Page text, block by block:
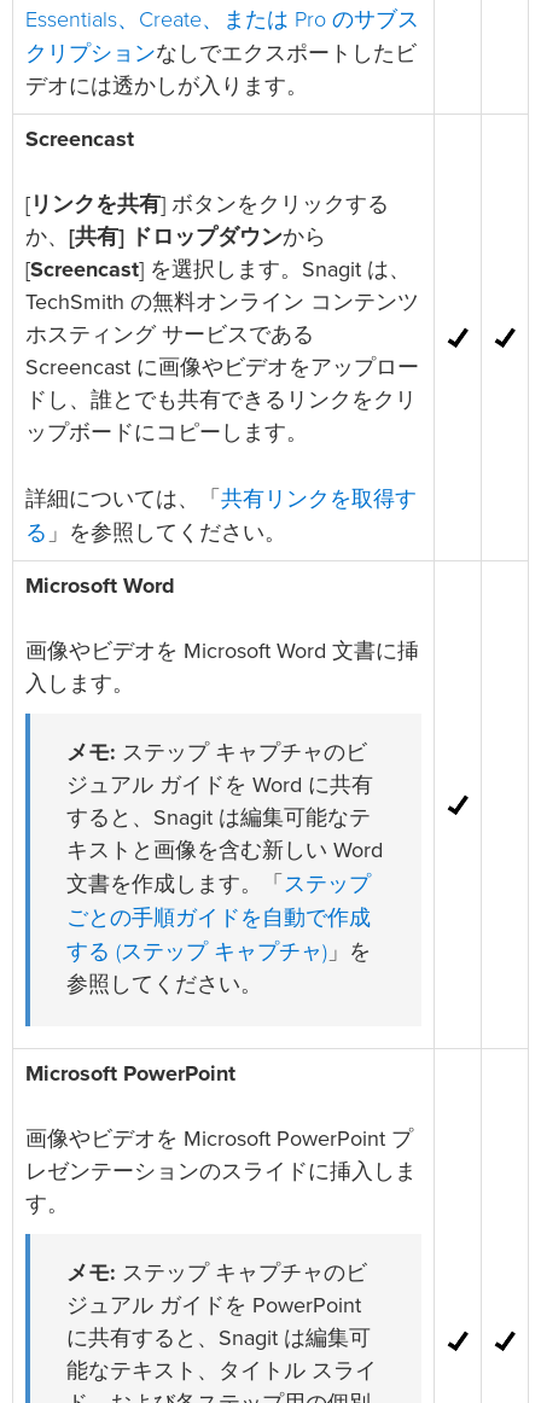
Essentials、Create、または Pro のサブス
クリプションなしでエクスポートしたビ
デオには透かしが入ります。
Screencast
[ リンクを共有] ボタンをクリックする
か、
[共有] ドロップダウンから
[Screencast] を選択します。Snagit は、
TechSmith の無料オンライン コンテンツ
ホスティング サービスである
Screencast に画像やビデオをアップロー
ドし、誰とでも共有できるリンクをクリ
ップボードにコピーします。
詳細については、「 共有リンクを取得す
る 」を参照してください。
Microsoft Word
画像やビデオを Microsoft Word 文書に挿
入します。
メモ: ステップ キャプチャのビ
ジュアル ガイドを Word に共有
すると、Snagit は編集可能なテ
キストと画像を含む新しい Word
文書を作成します。「 ステップ
ごとの手順ガイドを自動で作成
する (ステップ キャプチャ) 」を
参照してください。
Microsoft PowerPoint
画像やビデオを Microsoft PowerPoint プ
レゼンテーションのスライドに挿入しま
す。
メモ: ステップ キャプチャのビ
ジュアル ガイドを PowerPoint
に共有すると、Snagit は編集可
能なテキスト、タイトル スライ